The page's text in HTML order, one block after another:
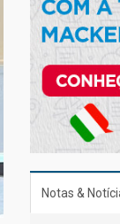
Notas &